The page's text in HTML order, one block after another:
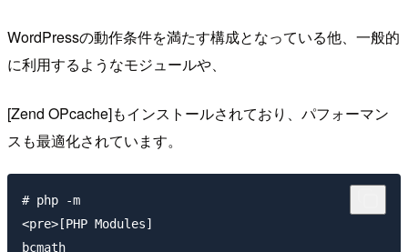
WordPressの動作条件を満たす構成となっている他、一般的
に利用するようなモジュールや、
[Zend OPcache]もインストールされており、パフォーマン
スも最適化されています。
# php -m
<pre>[PHP Modules]
bcmath